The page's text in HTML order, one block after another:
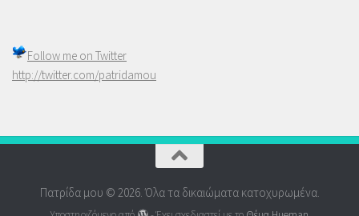
Follow me on Twitter
http://twitter.com/patridamou
Πατρίδα μου © 2026. Όλα τα δικαιώματα κατοχυρωμένα.